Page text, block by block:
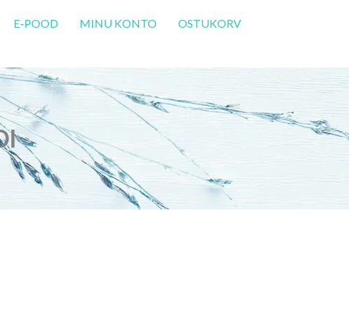
E-POOD MINU KONTO OSTUKORV